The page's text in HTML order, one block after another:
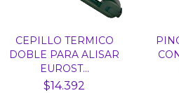
CEPILLO TERMICO
DOBLE PARA ALISAR
EUROST...
$14.392